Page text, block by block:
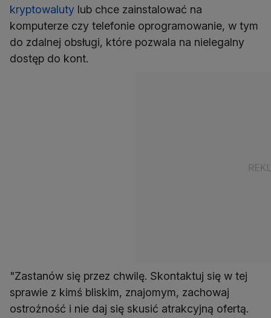
kryptowaluty lub chce zainstalować na
komputerze czy telefonie oprogramowanie, w tym
do zdalnej obsługi, które pozwala na nielegalny
dostęp do kont.
"Zastanów się przez chwilę. Skontaktuj się w tej
sprawie z kimś bliskim, znajomym, zachowaj
ostrożność i nie daj się skusić atrakcyjną ofertą.